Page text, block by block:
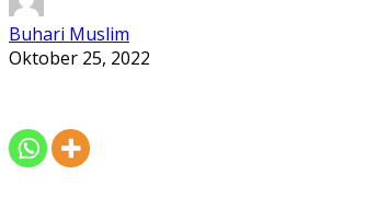
Buhari Muslim
Oktober 25, 2022